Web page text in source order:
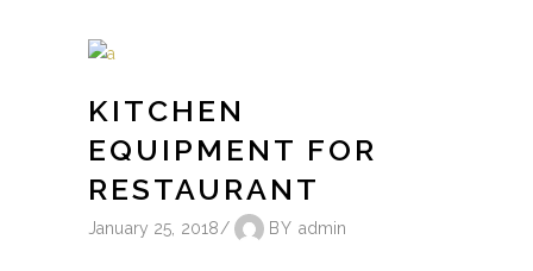
KITCHEN
EQUIPMENT FOR
RESTAURANT
January 25, 2018 BY admin